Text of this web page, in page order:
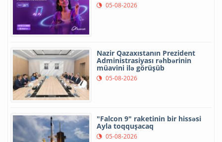
05-08-2026
Nazir Qazaxıstanın Prezident
Administrasiyası rəhbərinin
müavini ilə görüşüb
05-08-2026
"Falcon 9" raketinin bir hissəsi
Ayla toqquşacaq
05-08-2026